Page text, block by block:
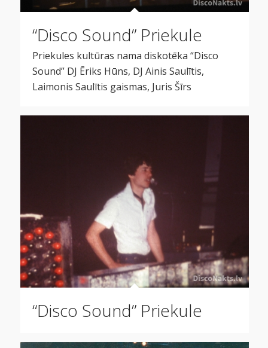
“Disco Sound” Priekule
Priekules kultūras nama diskotēka “Disco
Sound” DJ Ēriks Hūns, DJ Ainis Saulītis,
Laimonis Saulītis gaismas, Juris Šīrs
“Disco Sound” Priekule